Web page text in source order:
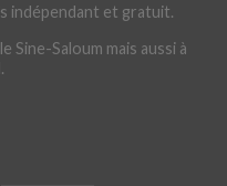
indépendant et gratuit.
Sine-Saloum mais aussi à